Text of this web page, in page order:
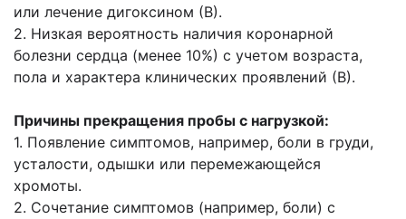
или лечение дигоксином (В).
2. Низкая вероятность наличия коронарной
болезни сердца (менее 10%) с учетом возраста,
пола и характера клинических проявлений (В).
Причины прекращения пробы с нагрузкой:
1. Появление симптомов, например, боли в груди,
усталости, одышки или перемежающейся
хромоты.
2. Сочетание симптомов (например, боли) с